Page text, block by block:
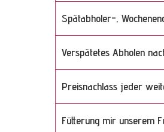
Spätabholer-,
Verspätetes Abholen
Preisnachlass jeder
Fütterung mir unserem